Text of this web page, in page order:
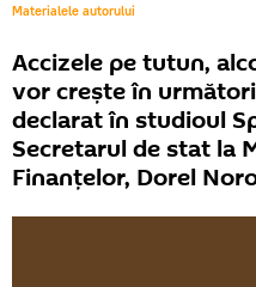
Materialele autorului
Accizele pe tutun,
vor crește în
declarat în studioul
Secretarul de stat la
Finanțelor, Dorel